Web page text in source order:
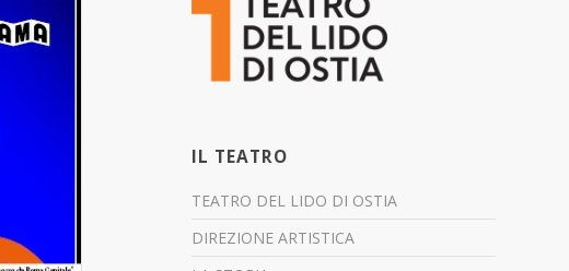
IL TEATRO
TEATRO DEL LIDO DI OSTIA
DIREZIONE ARTISTICA